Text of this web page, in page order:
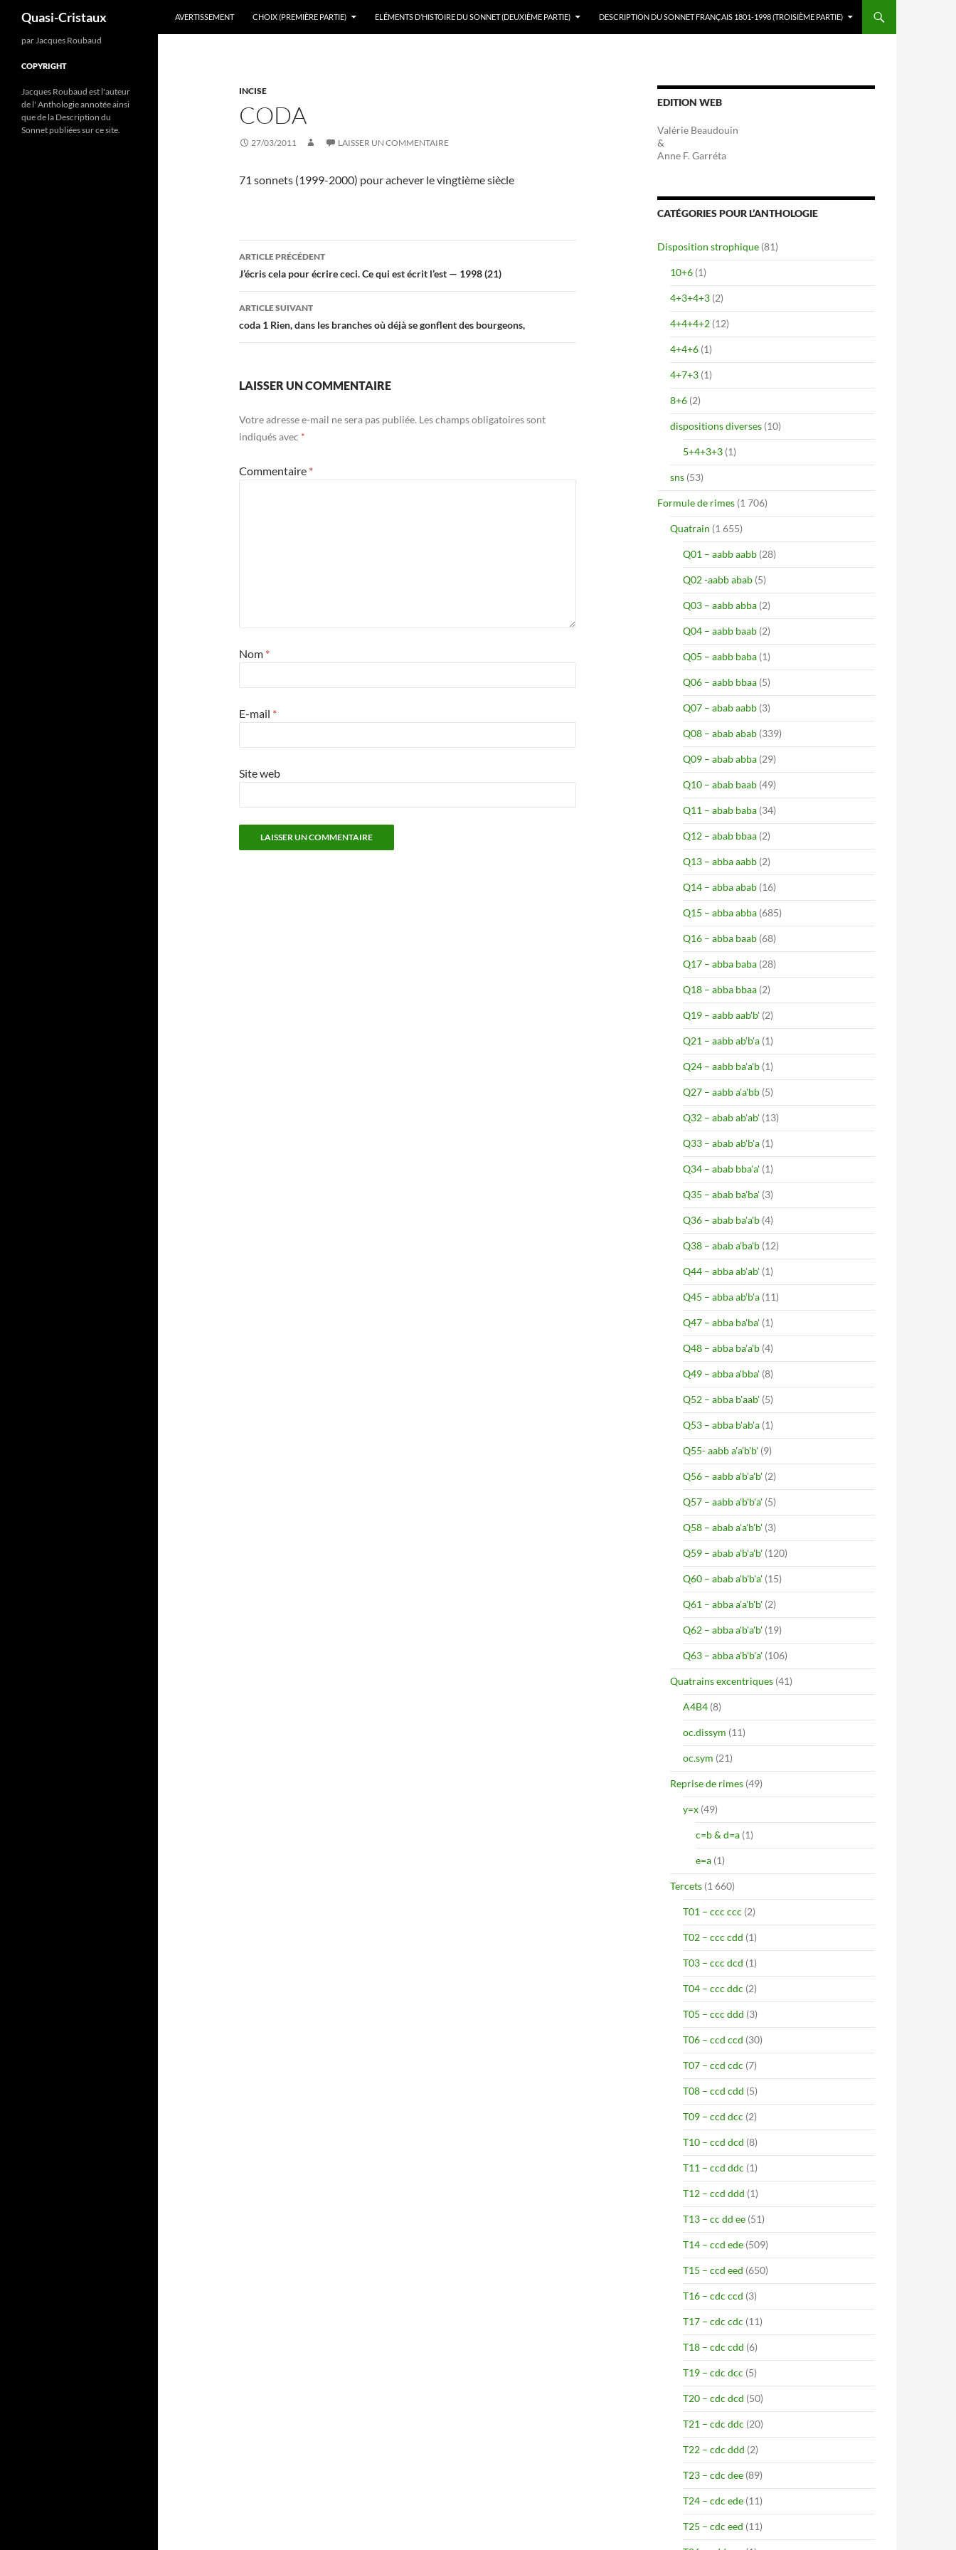
Aller
Quasi-Cristaux AVERTISSEMENT CHOIX (PREMIÈRE PARTIE) ELÉMENTS D’HISTOIRE DU SONNET (DEUXIÈME PARTIE) DESCRIPTION DU SONNET FRANÇAIS 1801-1998 (TROISIÈME PARTIE)
INCISE
CODA
27/03/2011 LAISSER UN COMMENTAIRE
71 sonnets (1999-2000) pour achever le vingtième siècle
Navigation
des
articles
ARTICLE PRÉCÉDENT
J’écris cela pour écrire ceci. Ce qui est écrit l’est — 1998 (21)
ARTICLE SUIVANT
coda 1 Rien, dans les branches où déjà se gonflent des bourgeons,
LAISSER UN COMMENTAIRE
Votre adresse e-mail ne sera pas publiée. Les champs obligatoires sont
indiqués avec *
Commentaire *
Nom *
E-mail *
Site web
EDITION WEB
Valérie Beaudouin
&
Anne F. Garréta
CATÉGORIES POUR L’ANTHOLOGIE
Disposition strophique (81)
10+6 (1)
4+3+4+3 (2)
4+4+4+2 (12)
4+4+6 (1)
4+7+3 (1)
8+6 (2)
dispositions diverses (10)
5+4+3+3 (1)
sns (53)
Formule de rimes (1 706)
Quatrain (1 655)
Q01 – aabb aabb (28)
Q02 -aabb abab (5)
Q03 – aabb abba (2)
Q04 – aabb baab (2)
Q05 – aabb baba (1)
Q06 – aabb bbaa (5)
Q07 – abab aabb (3)
Q08 – abab abab (339)
Q09 – abab abba (29)
Q10 – abab baab (49)
Q11 – abab baba (34)
Q12 – abab bbaa (2)
Q13 – abba aabb (2)
Q14 – abba abab (16)
Q15 – abba abba (685)
Q16 – abba baab (68)
Q17 – abba baba (28)
Q18 – abba bbaa (2)
Q19 – aabb aab'b' (2)
Q21 – aabb ab'b'a (1)
Q24 – aabb ba'a'b (1)
Q27 – aabb a'a'bb (5)
Q32 – abab ab'ab' (13)
Q33 – abab ab'b'a (1)
Q34 – abab bba'a' (1)
Q35 – abab ba'ba' (3)
Q36 – abab ba'a'b (4)
Q38 – abab a'ba'b (12)
Q44 – abba ab'ab' (1)
Q45 – abba ab'b'a (11)
Q47 – abba ba'ba' (1)
Q48 – abba ba'a'b (4)
Q49 – abba a'bba' (8)
Q52 – abba b'aab' (5)
Q53 – abba b'ab'a (1)
Q55- aabb a'a'b'b' (9)
Q56 – aabb a'b'a'b' (2)
Q57 – aabb a'b'b'a' (5)
Q58 – abab a'a'b'b' (3)
Q59 – abab a'b'a'b' (120)
Q60 – abab a'b'b'a' (15)
Q61 – abba a'a'b'b' (2)
Q62 – abba a'b'a'b' (19)
Q63 – abba a'b'b'a' (106)
Quatrains excentriques (41)
A4B4 (8)
oc.dissym (11)
oc.sym (21)
Reprise de rimes (49)
y=x (49)
c=b & d=a (1)
e=a (1)
Tercets (1 660)
T01 – ccc ccc (2)
T02 – ccc cdd (1)
T03 – ccc dcd (1)
T04 – ccc ddc (2)
T05 – ccc ddd (3)
T06 – ccd ccd (30)
T07 – ccd cdc (7)
T08 – ccd cdd (5)
T09 – ccd dcc (2)
T10 – ccd dcd (8)
T11 – ccd ddc (1)
T12 – ccd ddd (1)
T13 – cc dd ee (51)
T14 – ccd ede (509)
T15 – ccd eed (650)
T16 – cdc ccd (3)
T17 – cdc cdc (11)
T18 – cdc cdd (6)
T19 – cdc dcc (5)
T20 – cdc dcd (50)
T21 – cdc ddc (20)
T22 – cdc ddd (2)
T23 – cdc dee (89)
T24 – cdc ede (11)
T25 – cdc eed (11)
par Jacques Roubaud
COPYRIGHT
Jacques Roubaud est l'auteur
de l' Anthologie annotée ainsi
que de la Description du
Sonnet publiées sur ce site.